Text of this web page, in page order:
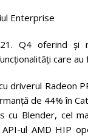
Enterprise
Q4 oferind și
care
driverul Radeon
de 44% în
Blender, cel
ul AMD HIP